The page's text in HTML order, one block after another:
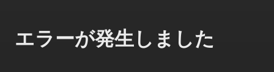
エラーが発生しました